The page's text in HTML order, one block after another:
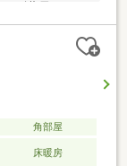
下店等）約１
丁目店約１４０
角部屋
床暖房